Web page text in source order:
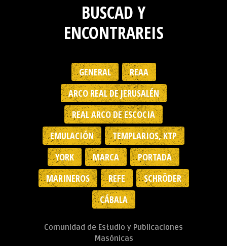
BUSCAD Y
ENCONTRAREIS
GENERAL
REAA
ARCO REAL DE JERUSALÉN
REAL ARCO DE ESCOCIA
EMULACIÓN
TEMPLARIOS, KTP
YORK
MARCA
PORTADA
MARINEROS
REFE
SCHRÖDER
CÁBALA
Comunidad de Estudio y Publicaciones
Masónicas